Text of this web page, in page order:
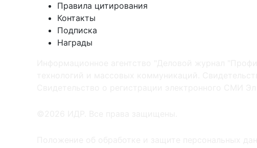
Правила цитирования
Контакты
Подписка
Награды